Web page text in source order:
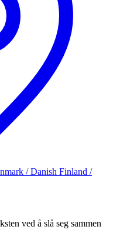
/ Danish Finland /
ved å slå seg sammen